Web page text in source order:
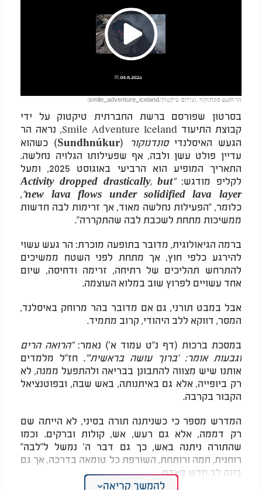
Play
Video
הר הגעש סונדנוקור . (צילום: טיקטוק/smile_adventure_iceland)
בסרטון שפורסם ברשת החברתית טיקטוק על ידי
קבוצת התיעוד Smile Adventure Iceland, נראה הר
הגעש האיסלנדיסונדנוקור
(Sundhnúkur) כשהוא
עדיין פולט עשן ולבה, אף שפעילותו הגלויה נחלשה.
התאריך המופיע הוא הרביעי באוגוסט 2025, ומעל
לקליפ מודגש: "Activity dropped drastically, but
new lava flows under solidified lava layer"
,
כלומר, "הפעילות נחלשה מאוד, אך זרימות לבה חדשות
ממשיכות מתחת לשכבת לבה שהתקררה".
ברמה הגיאולוגית, מדובר בתופעה מוכרת: הר געש עשוי
להירגע כלפי חוץ, אך מתחת לפני השטח ממשיכים
להתרחש תהליכים של רתיחה, זרימה ודחיסה, שיום
אחד עשויים לפרוץ שוב במלוא העוצמה.
אבל במבט תורני, גם אם מדובר בהר מרוחק באיסלנד,
המסר, דווקא ללב היהודי, קרוב מתמיד.
במסכת ברכות (דף נ"ט עמוד א') נאמר:"הרואה הרים
וגבעות אומר: 'ברוך עושה בראשית'". חז"ל מלמדים
אותנו שיש מצווה להתבונן בבריאה ולהתפעל ממנה, לא
רק ביופייה, אלא גם באיתנותה, באש שבה, ובפוטנציאל
הקבור בקרבה.
המדרש מספר כי כשניתנה תורה בסיני, לא הייתה שם
רק דממה, אלא גם רעש, אש, קולות וברקים. וכמו
שהתורה ניתנה באש, כך גם דבר ה' נמשל ל"לבה"
רוחנית, חמה ורותחת, השורפת כל טומאה בדרכה, אך גם
בונה לב חדש באדם.
להמשך קריאה